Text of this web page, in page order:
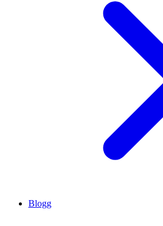
Blogg